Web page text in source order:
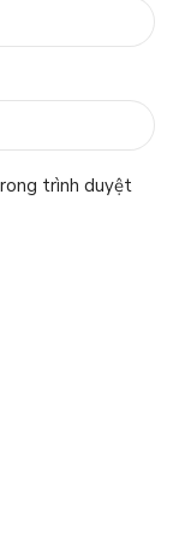
trình duyệt